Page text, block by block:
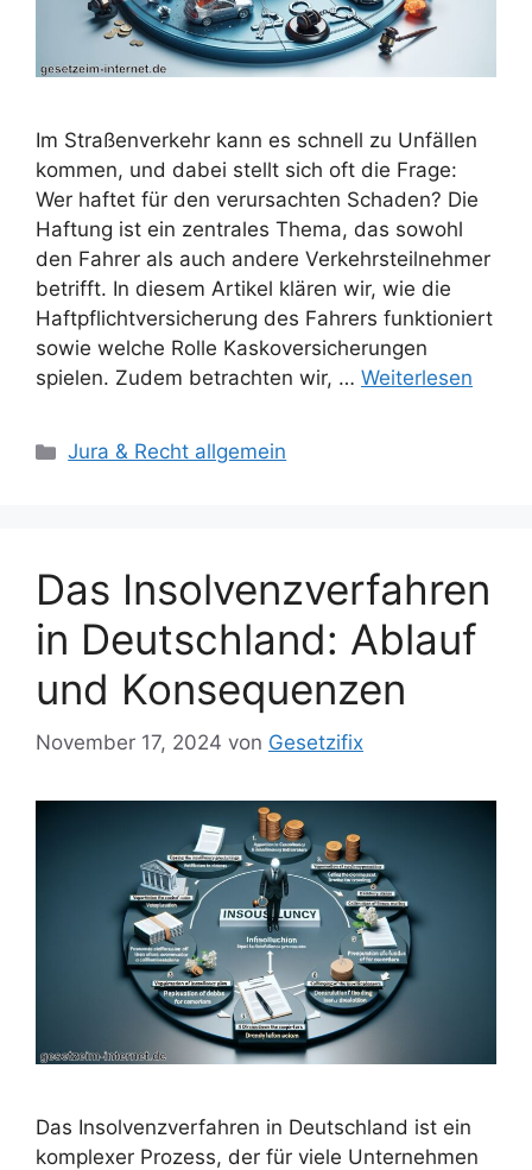
Im Straßenverkehr kann es schnell zu Unfällen
kommen, und dabei stellt sich oft die Frage:
Wer haftet für den verursachten Schaden? Die
Haftung ist ein zentrales Thema, das sowohl
den Fahrer als auch andere Verkehrsteilnehmer
betrifft. In diesem Artikel klären wir, wie die
Haftpflichtversicherung des Fahrers funktioniert
sowie welche Rolle Kaskoversicherungen
spielen. Zudem betrachten wir, … Weiterlesen
Kategorien
Jura & Recht allgemein
Das Insolvenzverfahren
in Deutschland: Ablauf
und Konsequenzen
November 17, 2024 von Gesetzifix
Das Insolvenzverfahren in Deutschland ist ein
komplexer Prozess, der für viele Unternehmen